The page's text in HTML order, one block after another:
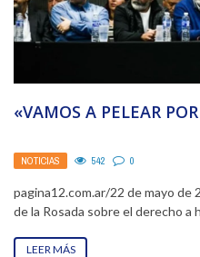
«VAMOS A PELEAR
NOTICIAS 542 0
pagina12.com.ar/22 de mayo de
de la Rosada sobre el derecho a
LEER MÁS